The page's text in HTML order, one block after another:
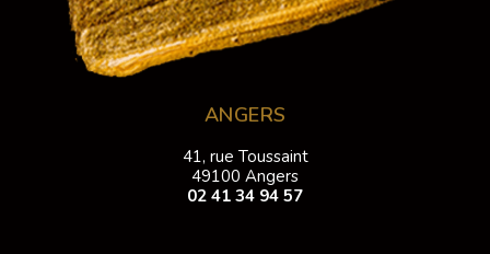
ANGERS
41, rue Toussaint
49100 Angers
02 41 34 94 57